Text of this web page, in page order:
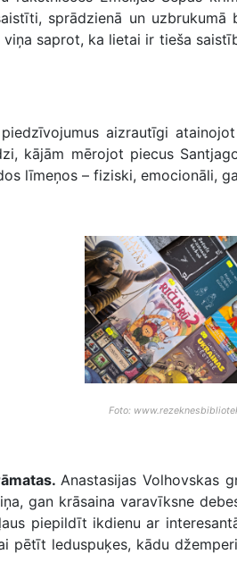
sprādzienā un
saprot, ka lietai ir tieša
aizrautīgi
kājām mērojot piecus
līmeņos – fiziski, emocionāli,
Foto:
Anastasijas Volhovskas
gan krāsaina varavīksne
piepildīt ikdienu ar
pētīt leduspuķes, kādu